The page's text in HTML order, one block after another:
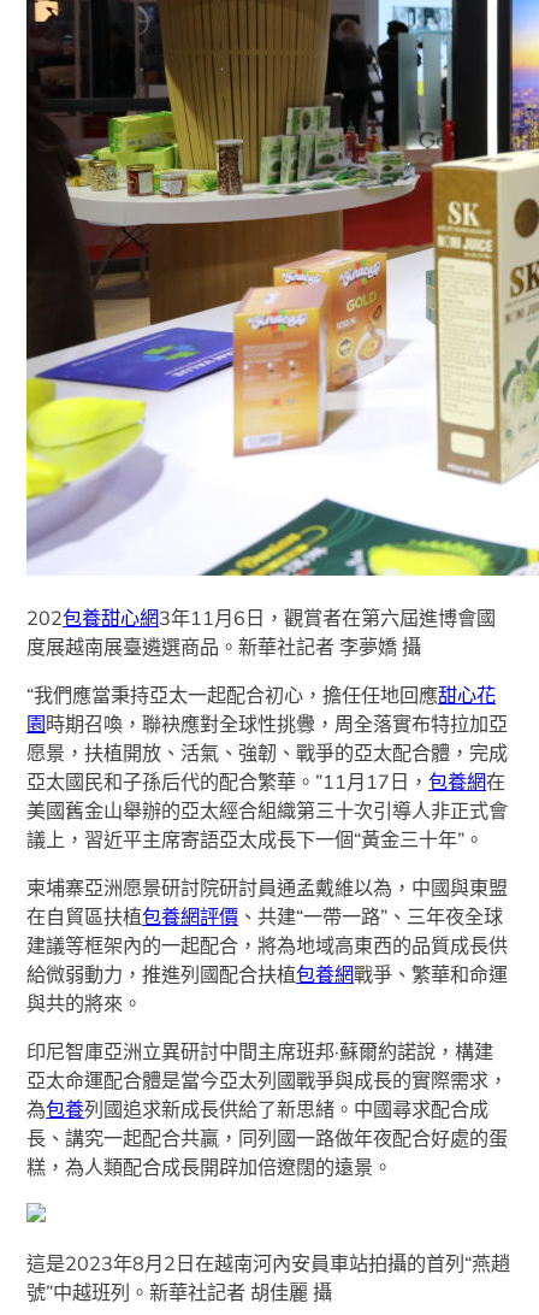
202包養甜心網3年11月6日，觀賞者在第六屆進博會國
度展越南展臺遴選商品。新華社記者 李夢嬌 攝
“我們應當秉持亞太一起配合初心，擔任任地回應甜心花
園時期召喚，聯袂應對全球性挑釁，周全落實布特拉加亞
愿景，扶植開放、活氣、強韌、戰爭的亞太配合體，完成
亞太國民和子孫后代的配合繁華。”11月17日，包養網在
美國舊金山舉辦的亞太經合組織第三十次引導人非正式會
議上，習近平主席寄語亞太成長下一個“黃金三十年”。
柬埔寨亞洲愿景研討院研討員通孟戴維以為，中國與東盟
在自貿區扶植包養網評價 、共建“一帶一路”、三年夜全球
建議等框架內的一起配合，將為地域高東西的品質成長供
給微弱動力，推進列國配合扶植包養網戰爭、繁華和命運
與共的將來。
印尼智庫亞洲立異研討中間主席班邦·蘇爾約諾說，構建
亞太命運配合體是當今亞太列國戰爭與成長的實際需求，
為包養列國追求新成長供給了新思緒。中國尋求配合成
長、講究一起配合共贏，同列國一路做年夜配合好處的蛋
糕，為人類配合成長開辟加倍遼闊的遠景。
這是2023年8月2日在越南河內安員車站拍攝的首列“燕趙
號”中越班列。新華社記者 胡佳麗 攝